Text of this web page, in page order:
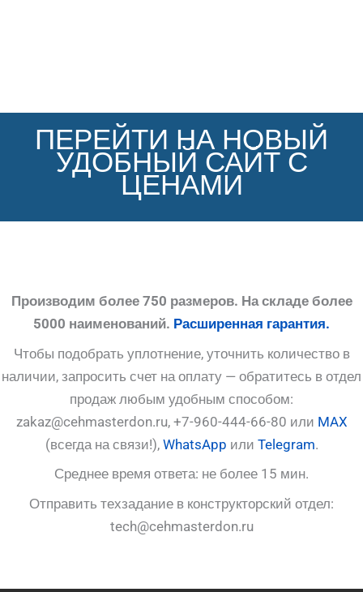
ПЕРЕЙТИ НА НОВЫЙ
УДОБНЫЙ САЙТ С
ЦЕНАМИ
Производим более 750 размеров. На складе более
5000 наименований. Расширенная гарантия.
Чтобы подобрать уплотнение, уточнить количество в
наличии, запросить счет на оплату — обратитесь в отдел
продаж любым удобным способом:
zakaz@cehmasterdon.ru, +7-960-444-66-80 или MAX
(всегда на связи!), WhatsApp или Telegram.
Среднее время ответа: не более 15 мин.
Отправить техзадание в конструкторский отдел:
tech@cehmasterdon.ru